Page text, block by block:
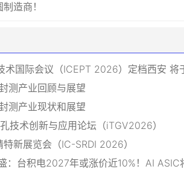
造商！
术国际会议（ICEPT 2026）定档西安 将
测产业回顾与展望
测产业现状和展望
技术创新与应用论坛（iTGV2026）
新展览会（IC-SRDI 2026）
：台积电2027年或涨价近10%！AI ASIC